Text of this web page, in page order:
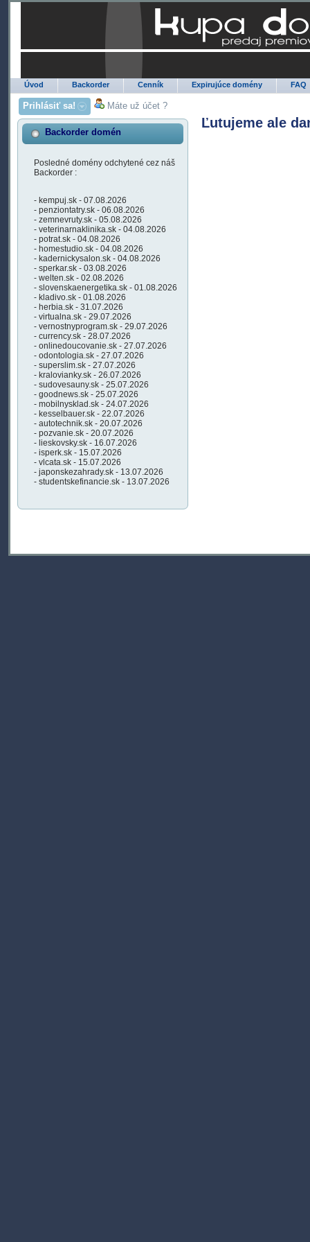
Úvod Backorder Cenník Expirujúce domény FAQ
Prihlásiť sa! Máte už účet ?
Backorder domén
Posledné domény odchytené cez náš
Backorder :
- kempuj.sk - 07.08.2026
- penziontatry.sk - 06.08.2026
- zemnevruty.sk - 05.08.2026
- veterinarnaklinika.sk - 04.08.2026
- potrat.sk - 04.08.2026
- homestudio.sk - 04.08.2026
- kadernickysalon.sk - 04.08.2026
- sperkar.sk - 03.08.2026
- welten.sk - 02.08.2026
- slovenskaenergetika.sk - 01.08.2026
- kladivo.sk - 01.08.2026
- herbia.sk - 31.07.2026
- virtualna.sk - 29.07.2026
- vernostnyprogram.sk - 29.07.2026
- currency.sk - 28.07.2026
- onlinedoucovanie.sk - 27.07.2026
- odontologia.sk - 27.07.2026
- superslim.sk - 27.07.2026
- kralovianky.sk - 26.07.2026
- sudovesauny.sk - 25.07.2026
- goodnews.sk - 25.07.2026
- mobilnysklad.sk - 24.07.2026
- kesselbauer.sk - 22.07.2026
- autotechnik.sk - 20.07.2026
- pozvanie.sk - 20.07.2026
- lieskovsky.sk - 16.07.2026
- isperk.sk - 15.07.2026
- vlcata.sk - 15.07.2026
- japonskezahrady.sk - 13.07.2026
- studentskefinancie.sk - 13.07.2026
Ľutujeme ale